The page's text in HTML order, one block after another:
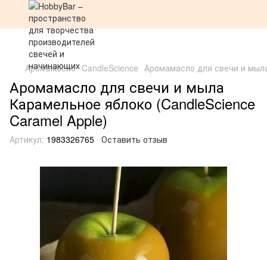
Аромамасло CandleScience Аромамасло для свечи и
Аромамасло для свечи и мыла
Карамельное яблоко (CandleScience
Caramel Apple)
Артикул: 1983326765 Оставить отзыв